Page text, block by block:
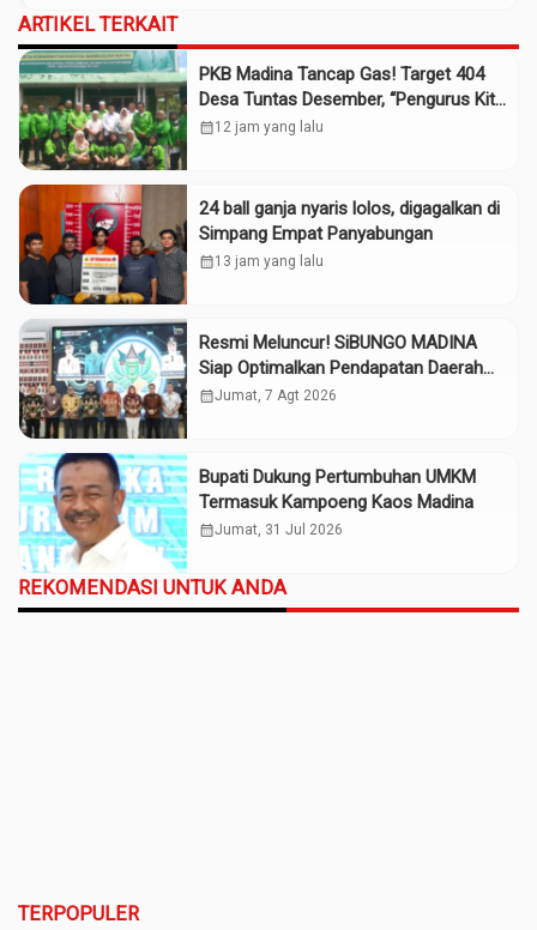
ARTIKEL TERKAIT
PKB Madina Tancap Gas! Target 404
Desa Tuntas Desember, “Pengurus Kita
Adalah Tokoh”
calendar_month12 jam yang lalu
24 ball ganja nyaris lolos, digagalkan di
Simpang Empat Panyabungan
calendar_month13 jam yang lalu
Resmi Meluncur! SiBUNGO MADINA
Siap Optimalkan Pendapatan Daerah
Madina
calendar_monthJumat, 7 Agt 2026
Bupati Dukung Pertumbuhan UMKM
Termasuk Kampoeng Kaos Madina
calendar_monthJumat, 31 Jul 2026
REKOMENDASI UNTUK ANDA
TERPOPULER